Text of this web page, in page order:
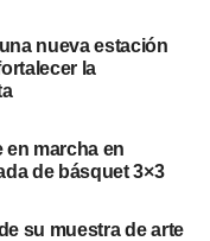
nueva estación
la
en marcha en
de básquet 3×3
su muestra de arte